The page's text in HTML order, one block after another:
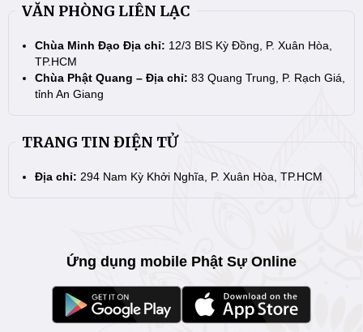
VĂN PHÒNG LIÊN LẠC
Chùa Minh Đạo Địa chỉ: 12/3 BIS Kỳ Đồng, P. Xuân Hòa,
TP.HCM
Chùa Phật Quang – Địa chỉ: 83 Quang Trung, P. Rạch Giá,
tỉnh An Giang
TRANG TIN ĐIỆN TỬ
Địa chỉ: 294 Nam Kỳ Khởi Nghĩa, P. Xuân Hòa, TP.HCM
Ứng dụng mobile Phật Sự Online